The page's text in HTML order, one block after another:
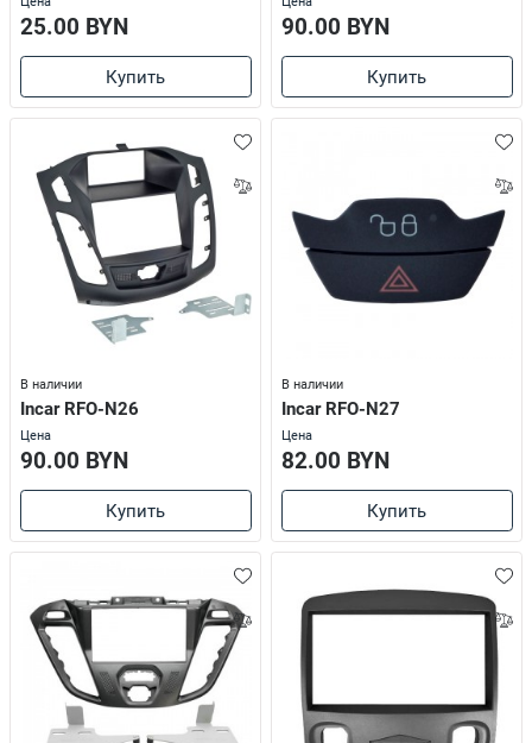
25.00 BYN
Купить
90.00 BYN
Купить
В наличии
Incar RFO-N26
Цена
90.00 BYN
Купить
В наличии
Incar RFO-N27
Цена
82.00 BYN
Купить